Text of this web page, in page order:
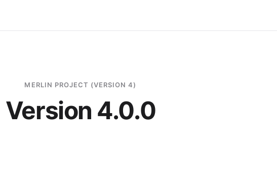
MERLIN PROJECT (VERSION 4)
Version 4.0.0